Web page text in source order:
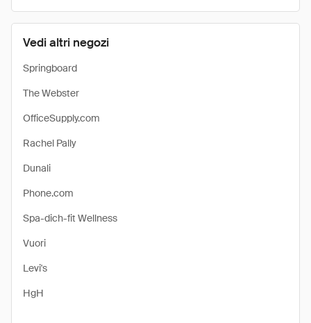
Vedi altri negozi
Springboard
The Webster
OfficeSupply.com
Rachel Pally
Dunali
Phone.com
Spa-dich-fit Wellness
Vuori
Levi's
HgH